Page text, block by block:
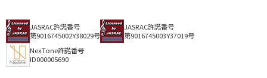
JASRAC許諾番号
第9016745002Y38029号
JASRAC許諾番号
第9016745003Y37019号
NexTone許諾番号
ID000005690